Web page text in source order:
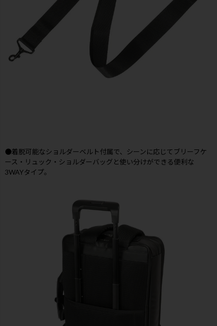
●着脱可能なショルダーベルト付属で、シーンに応じてブリーフケ
ース・リュック・ショルダーバッグと使い分けができる便利な
3WAYタイプ。